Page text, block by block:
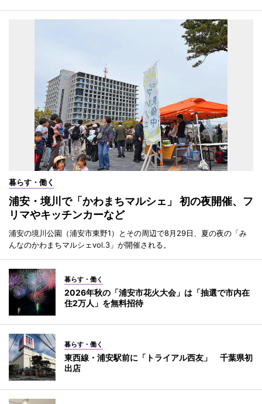
暮らす・働く
浦安・境川で「かわまちマルシェ」 初の夜開催、フ
リマやキッチンカーなど
浦安の境川公園（浦安市東野1）とその周辺で8月29日、夏の夜の「み
んなのかわまちマルシェvol.3」が開催される。
暮らす・働く
2026年秋の「浦安市花火大会」は「抽選で市内在
住2万人」を無料招待
暮らす・働く
東西線・浦安駅前に「トライアル西友」 千葉県初
出店